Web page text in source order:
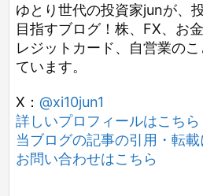
ゆとり世代の投資家junが、
目指すブログ！株、FX、お
レジットカード、自営業の
ています。
X： @xi10jun1
詳しいプロフィールはこちら
当ブログの記事の引用・転
お問い合わせはこちら